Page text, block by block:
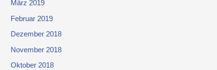
März 2019
Februar 2019
Dezember 2018
November 2018
Oktober 2018